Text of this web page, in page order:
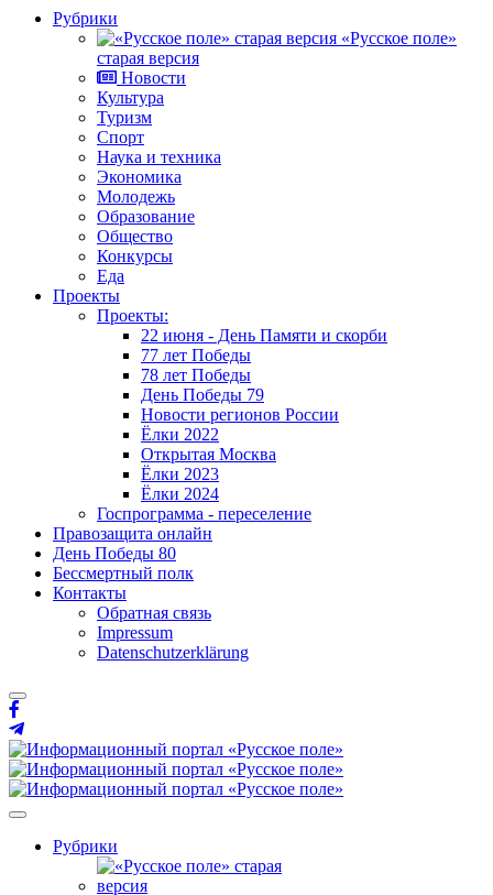
Рубрики
«Русское поле»
старая версия
Новости
Культура
Туризм
Спорт
Наука и техника
Экономика
Молодежь
Образование
Общество
Конкурсы
Еда
Проекты
Проекты:
22 июня - День Памяти и скорби
77 лет Победы
78 лет Победы
День Победы 79
Новости регионов России
Ёлки 2022
Открытая Москва
Ёлки 2023
Ёлки 2024
Госпрограмма - переселение
Правозащита онлайн
День Победы 80
Бессмертный полк
Контакты
Обратная связь
Impressum
Datenschutzerklärung
Рубрики